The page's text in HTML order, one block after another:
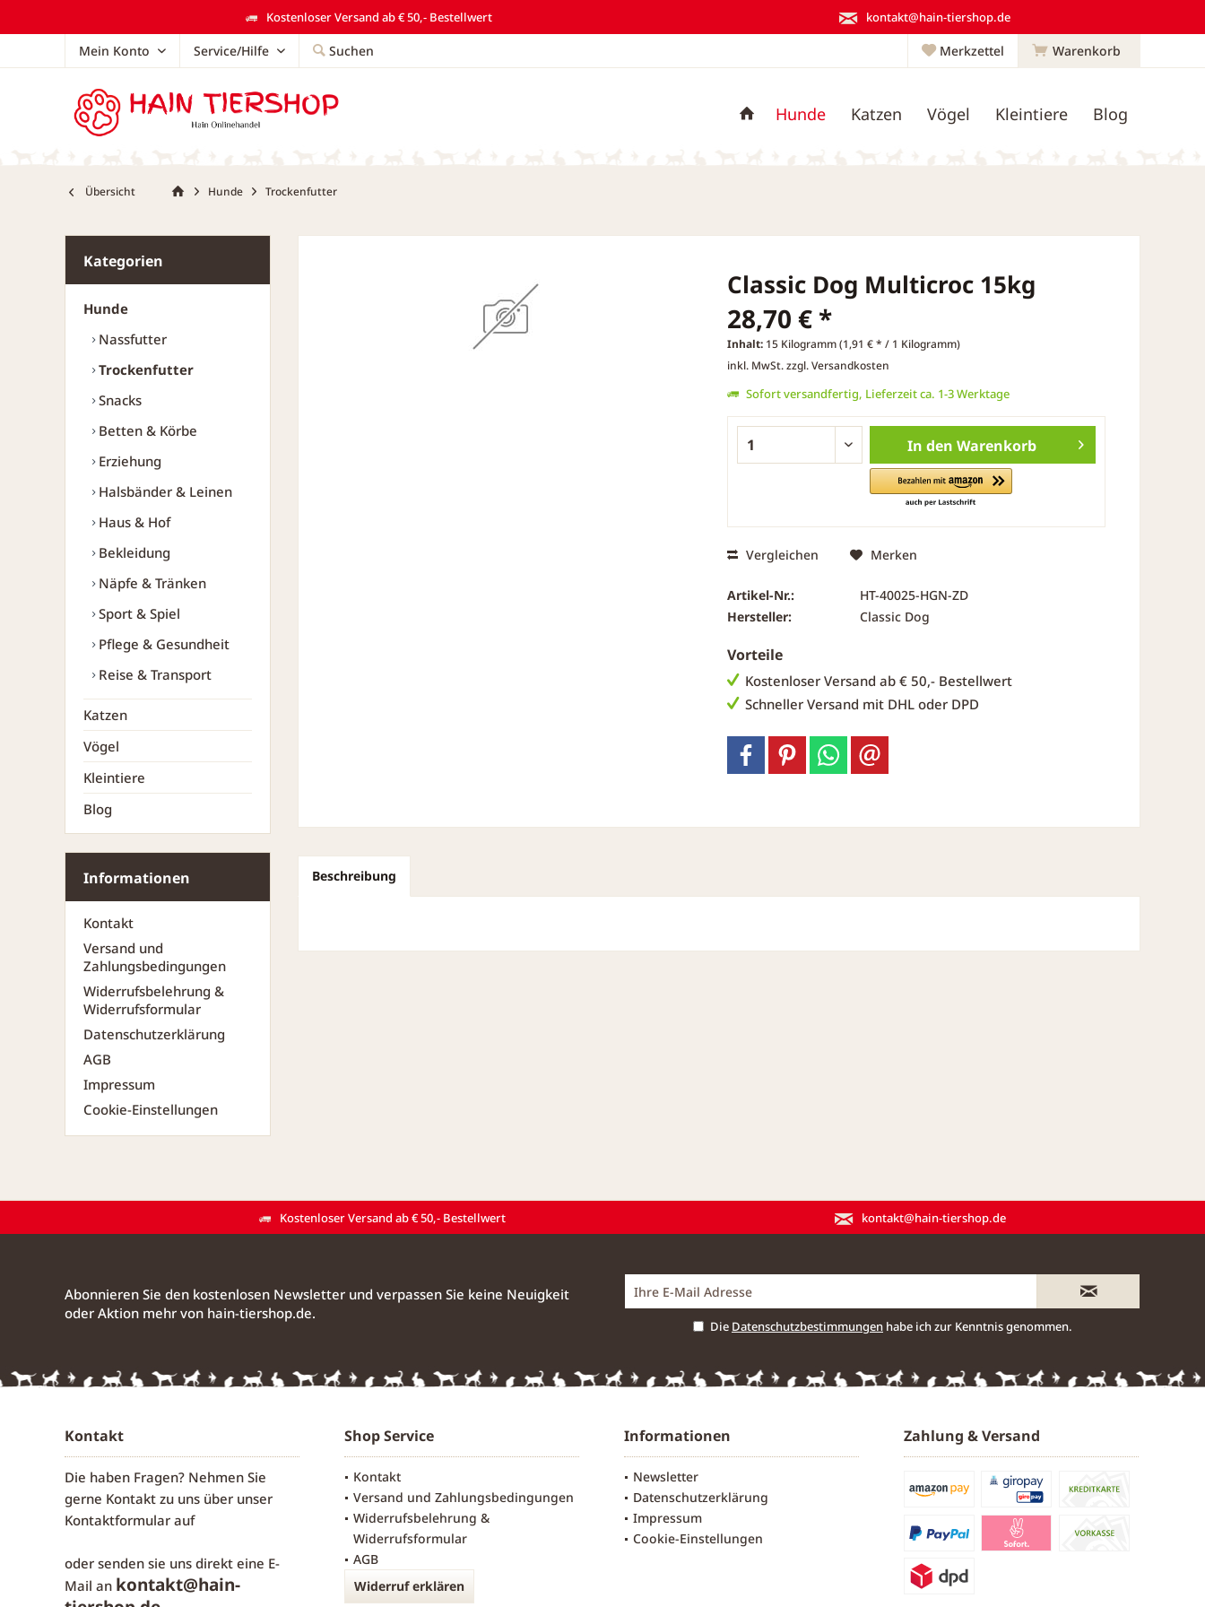
Kostenloser Versand ab € 50,- Bestellwert kontakt@hain-tiershop.de
Warenkorb
Merkzettel
Mein Konto Service/Hilfe Suchen
Hunde Katzen Vögel Kleintiere Blog
Übersicht Hunde Trockenfutter
Kategorien
Hunde
Nassfutter
Trockenfutter
Snacks
Betten & Körbe
Erziehung
Halsbänder & Leinen
Haus & Hof
Bekleidung
Näpfe & Tränken
Sport & Spiel
Pflege & Gesundheit
Reise & Transport
Katzen
Vögel
Kleintiere
Blog
Informationen
Kontakt
Versand und
Zahlungsbedingungen
Widerrufsbelehrung &
Widerrufsformular
Datenschutzerklärung
AGB
Impressum
Cookie-Einstellungen
Classic Dog Multicroc 15kg
28,70 € *
Inhalt: 15 Kilogramm (1,91 € * / 1 Kilogramm)
inkl. MwSt.zzgl. Versandkosten
Sofort versandfertig, Lieferzeit ca. 1-3 Werktage
In den Warenkorb
Vergleichen Merken
Artikel-Nr.:
HT-40025-HGN-ZD
Hersteller:
Classic Dog
Vorteile
Kostenloser Versand ab € 50,- Bestellwert
Schneller Versand mit DHL oder DPD
Beschreibung
Kostenloser Versand ab € 50,- Bestellwert kontakt@hain-tiershop.de
Abonnieren Sie den kostenlosen Newsletter und verpassen Sie keine Neuigkeit
oder Aktion mehr von hain-tiershop.de.
Die Datenschutzbestimmungen habe ich zur Kenntnis genommen.
Kontakt
Die haben Fragen? Nehmen Sie
gerne Kontakt zu uns über unser
Kontaktformular auf
oder senden sie uns direkt eine E-
Mail an kontakt@hain-
Shop Service
Kontakt
Versand und Zahlungsbedingungen
Widerrufsbelehrung &
Widerrufsformular
AGB
Widerruf erklären
Informationen
Newsletter
Datenschutzerklärung
Impressum
Cookie-Einstellungen
Zahlung & Versand